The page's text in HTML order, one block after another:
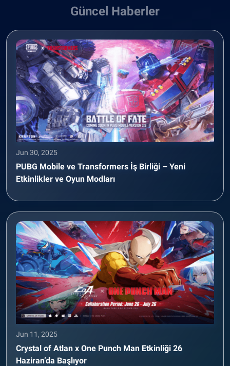
Güncel Haberler
Jun 30, 2025
PUBG Mobile ve Transformers İş Birliği – Yeni
Etkinlikler ve Oyun Modları
Jun 11, 2025
Crystal of Atlan x One Punch Man Etkinliği 26
Haziran’da Başlıyor